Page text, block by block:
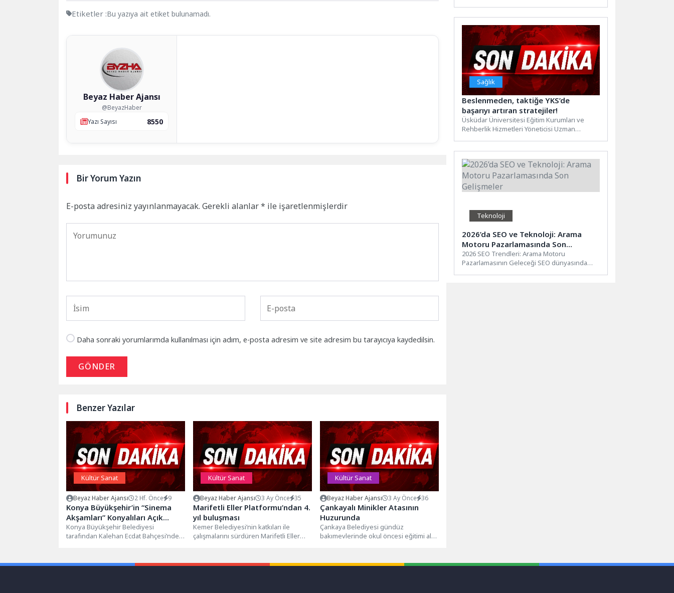
Etiketler :Bu yazıya ait etiket bulunamadı.
Beyaz Haber Ajansı
@BeyazHaber
Yazı Sayısı
8550
Bir Yorum Yazın
E-posta adresiniz yayınlanmayacak. Gerekli alanlar* ile işaretlenmişlerdir
Daha sonraki yorumlarımda kullanılması için adım, e-posta adresim ve site adresim bu tarayıcıya kaydedilsin.
GÖNDER
Benzer Yazılar
Kültür Sanat
Beyaz Haber Ajansı 2 Hf. Önce 9
Konya Büyükşehir’in “Sinema
Akşamları” Konyalıları Açık
Havada Buluşturuyor
Konya Büyükşehir Belediyesi
tarafından Kalehan Ecdat Bahçesi’nde
Kültür Sanat
Beyaz Haber Ajansı 3 Ay Önce 35
Marifetli Eller Platformu’ndan 4.
yıl buluşması
Kemer Belediyesi’nin katkıları ile
çalışmalarını sürdüren Marifetli Eller
Kültür Sanat
Beyaz Haber Ajansı 3 Ay Önce 36
Çankayalı Minikler Atasının
Huzurunda
Çankaya Belediyesi gündüz
bakımevlerinde okul öncesi eğitimi alan
Sağlık
Beslenmeden, taktiğe YKS’de
başarıyı artıran stratejiler!
Üsküdar Üniversitesi Eğitim Kurumları ve
Rehberlik Hizmetleri Yöneticisi Uzman
Teknoloji
2026’da SEO ve Teknoloji: Arama
Motoru Pazarlamasında Son
Gelişmeler
2026 SEO Trendleri: Arama Motoru
Pazarlamasının Geleceği SEO dünyasında